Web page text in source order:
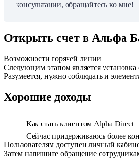
консультации, обращайтесь ко мне!
Открыть счет в Альфа
Возможности горячей линии
Следующим этапом является
Разумеется, нужно соблюдать и
Хорошие доходы
Как стать клиентом Alpha Direct
Сейчас придерживаюсь более
Пользователям доступен личный
Затем напишите обращение